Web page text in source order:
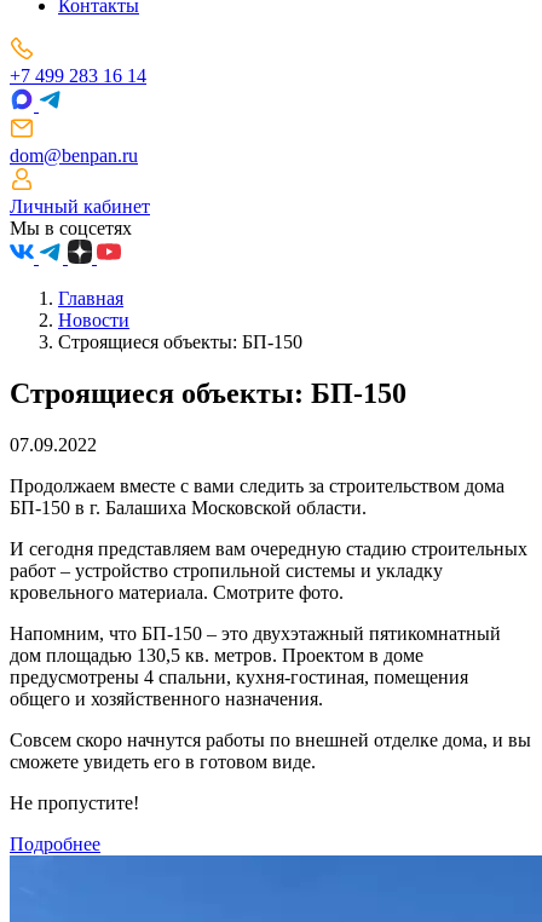
Контакты
+7 499 283 16 14
dom@benpan.ru
Личный кабинет
Мы в соцсетях
Главная
Новости
Строящиеся объекты: БП-150
Строящиеся объекты: БП-150
07.09.2022
Продолжаем вместе с вами следить за строительством дома
БП-150 в г. Балашиха Московской области.
И сегодня представляем вам очередную стадию строительных
работ – устройство стропильной системы и укладку
кровельного материала. Смотрите фото.
Напомним, что БП-150 – это двухэтажный пятикомнатный
дом площадью 130,5 кв. метров. Проектом в доме
предусмотрены 4 спальни, кухня-гостиная, помещения
общего и хозяйственного назначения.
Совсем скоро начнутся работы по внешней отделке дома, и вы
сможете увидеть его в готовом виде.
Не пропустите!
Подробнее